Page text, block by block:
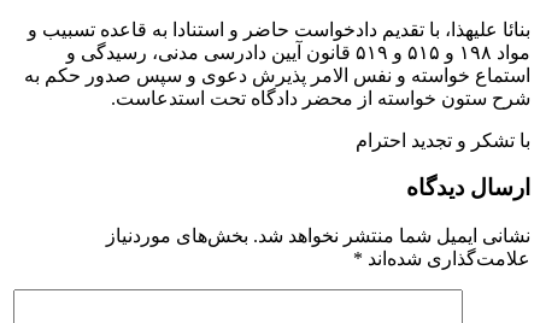
بنائا علیهذا، با تقدیم دادخواست حاضر و استنادا به قاعده تسبیب و
مواد ۱۹۸ و ۵۱۵ و ۵۱۹ قانون آیین دادرسی مدنی، رسیدگی و
استماع خواسته و نفس الامر پذیرش دعوی و سپس صدور حکم به
شرح ستون خواسته از محضر دادگاه تحت استدعاست.
با تشکر و تجدید احترام
ارسال دیدگاه
نشانی ایمیل شما منتشر نخواهد شد. بخش‌های موردنیاز
علامت‌گذاری شده‌اند *